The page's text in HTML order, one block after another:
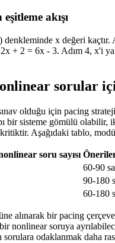
akışı
x değeri kaçtır.
+ 2 = 6x - 3. Adım 4, x'i
sorular
olduğu için pacing
bir sisteme gömülü olabilir,
Aşağıdaki tablo,
soru sayısı
60-90
90-180
60-180
alınarak bir pacing
soruya
odaklanmak daha